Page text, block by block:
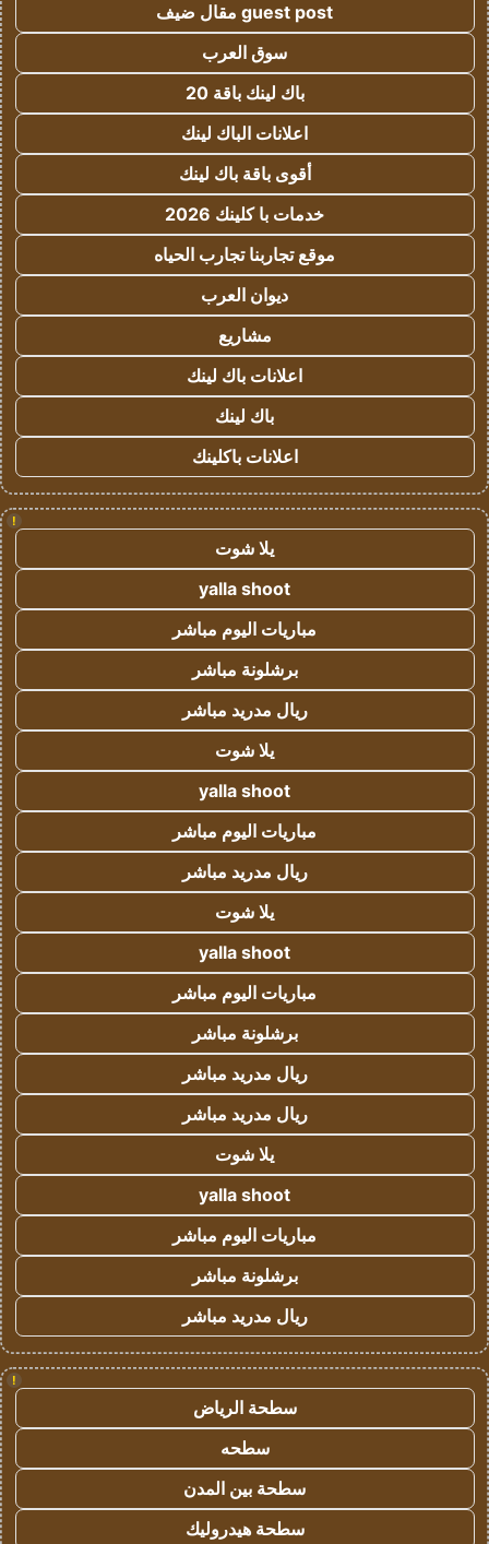
guest post مقال ضيف
سوق العرب
باك لينك باقة 20
اعلانات الباك لينك
أقوى باقة باك لينك
خدمات با كلينك 2026
موقع تجاربنا تجارب الحياه
ديوان العرب
مشاريع
اعلانات باك لينك
باك لينك
اعلانات باكلينك
!
يلا شوت
yalla shoot
مباريات اليوم مباشر
برشلونة مباشر
ريال مدريد مباشر
يلا شوت
yalla shoot
مباريات اليوم مباشر
ريال مدريد مباشر
يلا شوت
yalla shoot
مباريات اليوم مباشر
برشلونة مباشر
ريال مدريد مباشر
ريال مدريد مباشر
يلا شوت
yalla shoot
مباريات اليوم مباشر
برشلونة مباشر
ريال مدريد مباشر
!
سطحة الرياض
سطحه
سطحة بين المدن
سطحة هيدروليك